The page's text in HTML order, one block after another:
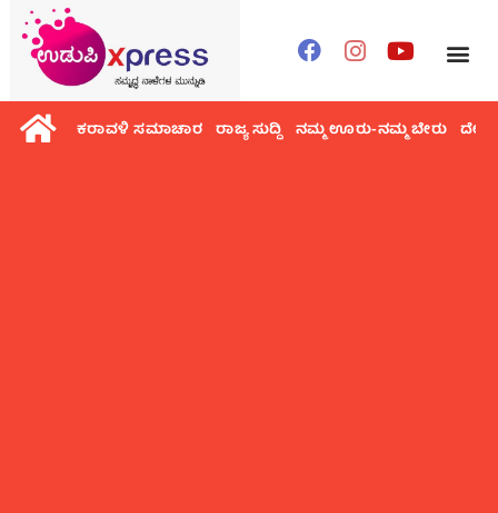
ಕರಾವಳಿ ಸಮಾಚಾರ ರಾಜ್ಯ ಸುದ್ದಿ ನಮ್ಮ ಊರು-ನಮ್ಮ ಬೇರು ದೇಶ